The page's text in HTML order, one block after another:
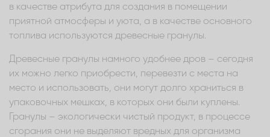
в качестве атрибута для создания в помещении
приятной атмосферы и уюта, а в качестве основного
топлива используются древесные гранулы.
Древесные гранулы намного удобнее дров – сегодня
их можно легко приобрести, перевезти с места на
место и использовать, они могут долго храниться в
упаковочных мешках, в которых они были куплены.
Гранулы – экологически чистый продукт, в процессе
сгорания они не выделяют вредных для организма